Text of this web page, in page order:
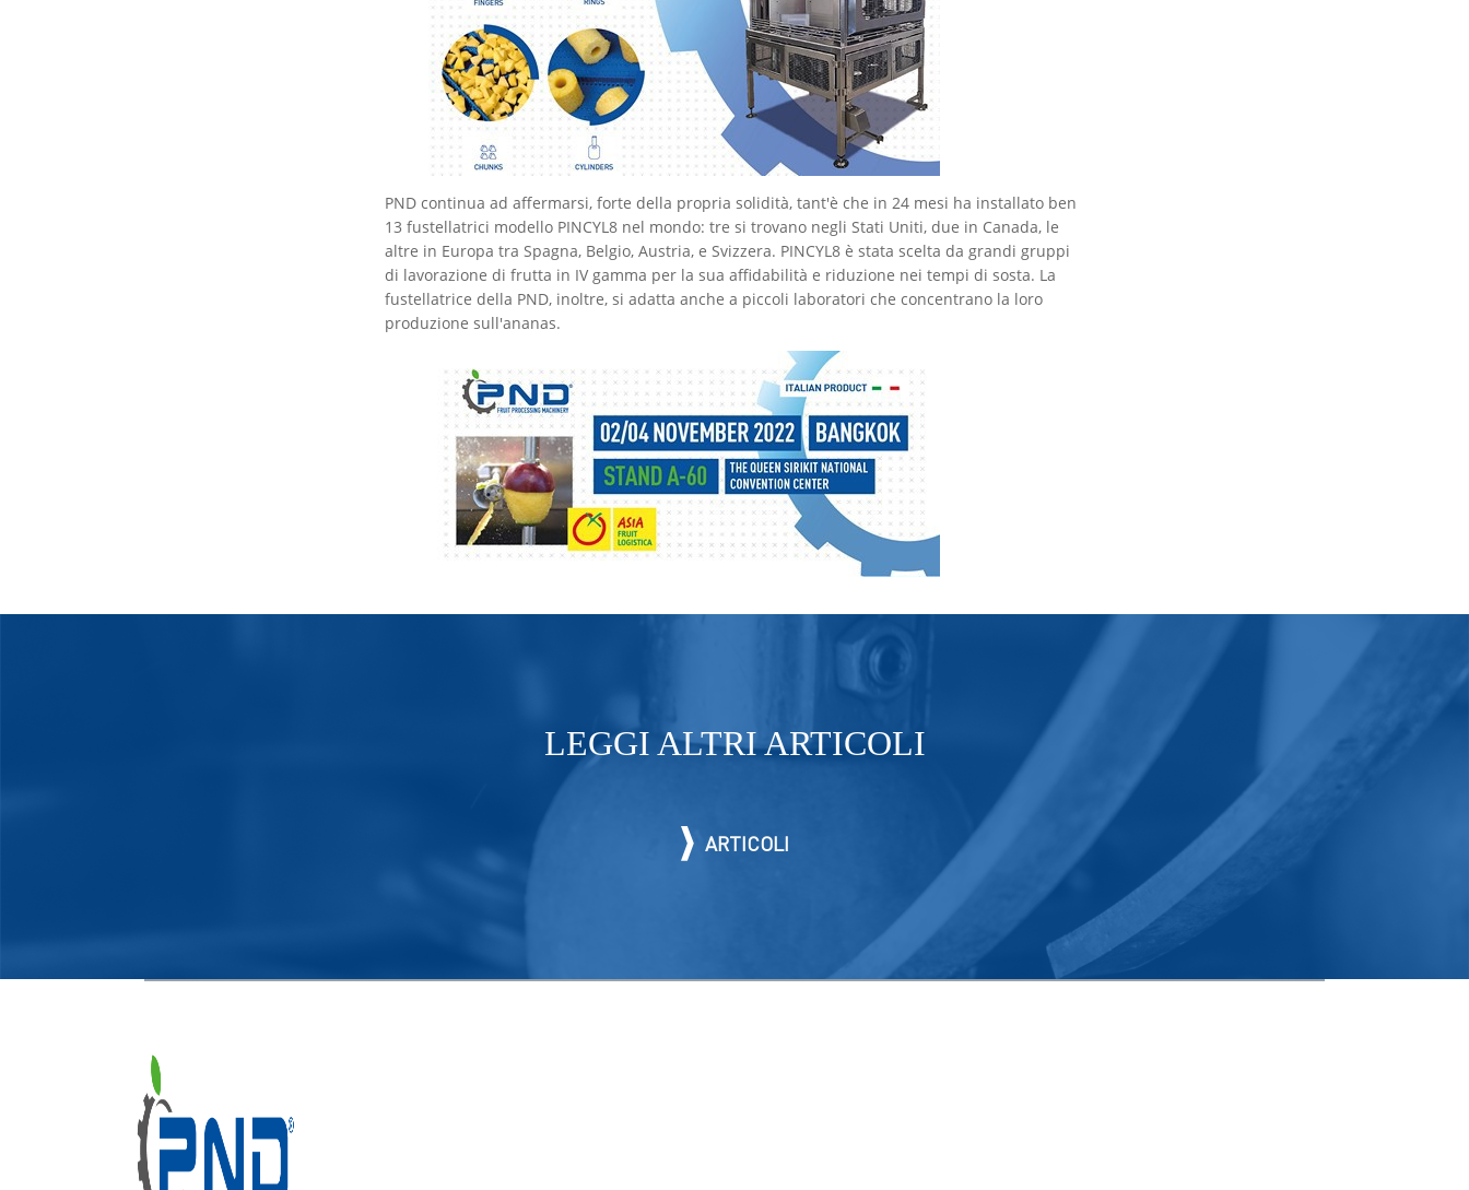
PND continua ad affermarsi, forte della propria solidità, tant'è che in 24 mesi ha installato ben
13 fustellatrici modello PINCYL8 nel mondo: tre si trovano negli Stati Uniti, due in Canada, le
altre in Europa tra Spagna, Belgio, Austria, e Svizzera. PINCYL8 è stata scelta da grandi gruppi
di lavorazione di frutta in IV gamma per la sua affidabilità e riduzione nei tempi di sosta. La
fustellatrice della PND, inoltre, si adatta anche a piccoli laboratori che concentrano la loro
produzione sull'ananas.
LEGGI ALTRI ARTICOLI
ARTICOLI